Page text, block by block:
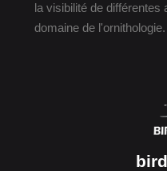
la visibilité de
domaine de l'ornithologie.